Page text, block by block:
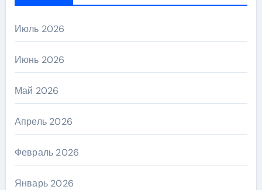
Июль 2026
Июнь 2026
Май 2026
Апрель 2026
Февраль 2026
Январь 2026